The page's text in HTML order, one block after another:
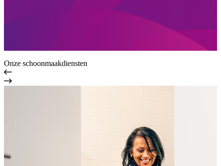
Onze schoonmaakdiensten